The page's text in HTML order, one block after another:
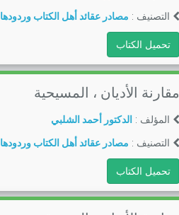
التصنيف : مصادر عقائد أهل الكتاب وردودها
تحميل الكتاب
مقارنة الأديان ، المسيحية
المؤلف :الدكتور أحمد الشلبي
التصنيف : مصادر عقائد أهل الكتاب وردودها
تحميل الكتاب